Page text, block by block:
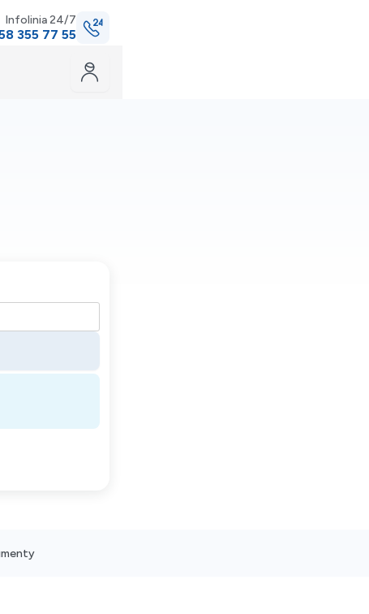
Infolinia 24/7
355 77 55